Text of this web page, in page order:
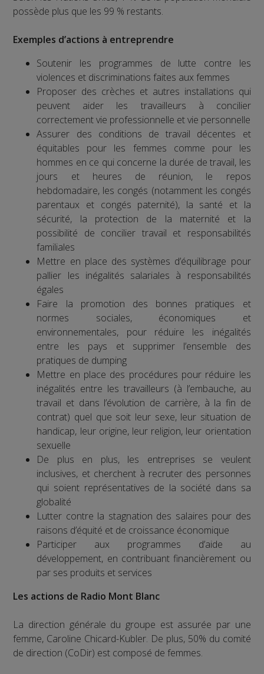
possède plus que les 99 % restants.
Exemples d’actions à entreprendre
Soutenir les programmes de lutte contre les
violences et discriminations faites aux femmes
Proposer des crèches et autres installations qui
peuvent aider les travailleurs à concilier
correctement vie professionnelle et vie personnelle
Assurer des conditions de travail décentes et
équitables pour les femmes comme pour les
hommes en ce qui concerne la durée de travail, les
jours et heures de réunion, le repos
hebdomadaire, les congés (notamment les congés
parentaux et congés paternité), la santé et la
sécurité, la protection de la maternité et la
possibilité de concilier travail et responsabilités
familiales
Mettre en place des systèmes d’équilibrage pour
pallier les inégalités salariales à responsabilités
égales
Faire la promotion des bonnes pratiques et
normes sociales, économiques et
environnementales, pour réduire les inégalités
entre les pays et supprimer l’ensemble des
pratiques de dumping
Mettre en place des procédures pour réduire les
inégalités entre les travailleurs (à l’embauche, au
travail et dans l’évolution de carrière, à la fin de
contrat) quel que soit leur sexe, leur situation de
handicap, leur origine, leur religion, leur orientation
sexuelle
De plus en plus, les entreprises se veulent
inclusives, et cherchent à recruter des personnes
qui soient représentatives de la société dans sa
globalité
Lutter contre la stagnation des salaires pour des
raisons d’équité et de croissance économique
Participer aux programmes d’aide au
développement, en contribuant financièrement ou
par ses produits et services
Les actions de Radio Mont Blanc
La direction générale du groupe est assurée par une
femme, Caroline Chicard-Kubler. De plus, 50% du comité
de direction (CoDir) est composé de femmes.